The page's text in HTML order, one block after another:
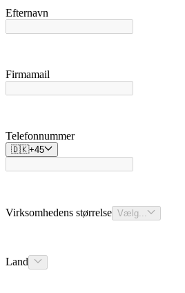
Efternavn
Firmamail
Telefonnummer
🇩🇰+45
Virksomhedens størrelse Vælg...
Land